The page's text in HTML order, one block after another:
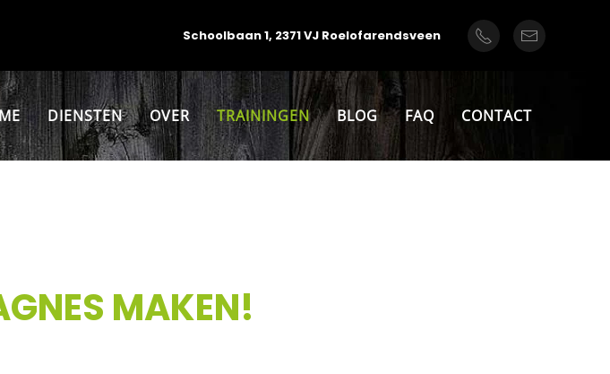
Schoolbaan 1, 2371 VJ Roelofarendsveen
DIENSTEN OVER TRAININGEN BLOG FAQ CONTACT
MAKEN!